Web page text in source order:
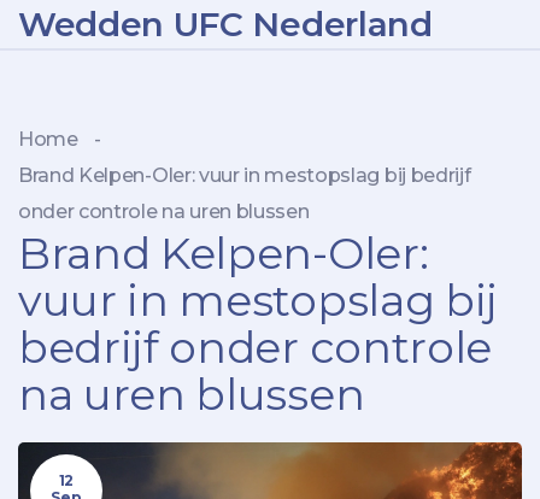
Wedden UFC Nederland
Home
-
Brand Kelpen-Oler: vuur in mestopslag bij bedrijf
onder controle na uren blussen
Brand Kelpen-Oler:
vuur in mestopslag bij
bedrijf onder controle
na uren blussen
12